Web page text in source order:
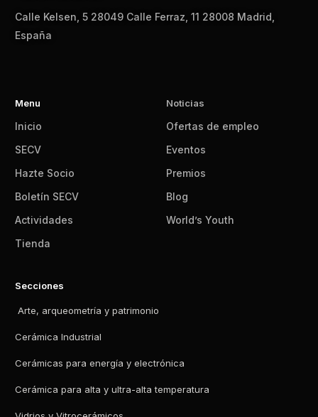
Calle Kelsen, 5 28049 Calle Ferraz, 11 28008 Madrid,
España
Menu
Inicio
SECV
Hazte Socio
Boletín SECV
Actividades
Tienda
Noticias
Ofertas de empleo
Eventos
Premios
Blog
World’s Youth
Secciones
Arte, arqueometría y patrimonio
Cerámica Industrial
Cerámicas para energía y electrónica
Cerámica para alta y ultra-alta temperatura